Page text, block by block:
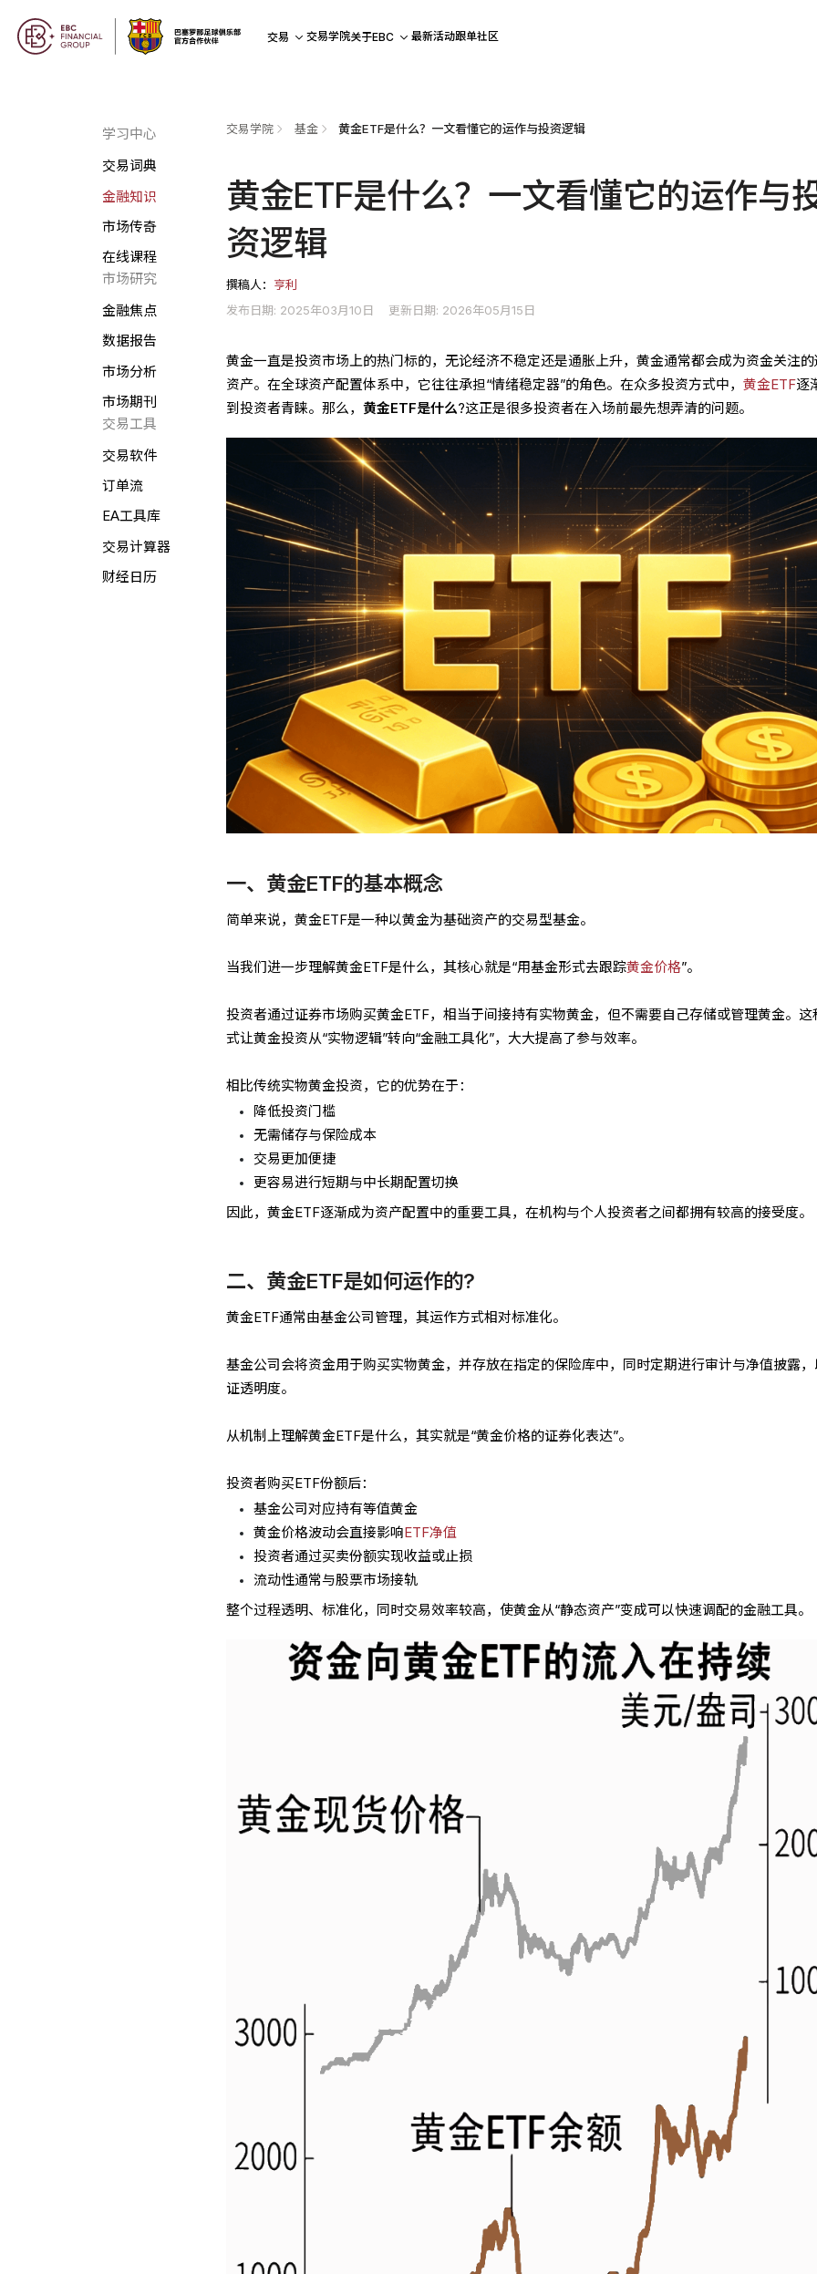
交易 交易学院关于EBC 最新活动跟单社区
学习中心
交易词典
金融知识
市场传奇
在线课程
市场研究
金融焦点
数据报告
市场分析
市场期刊
交易工具
交易软件
订单流
EA工具库
交易计算器
财经日历
交易学院 基金 黄金ETF是什么？一文看懂它的运作与投资逻辑
黄金ETF是什么？一文看懂它的运作与
资逻辑
撰稿人： 亨利
发布日期: 2025年03月10日
更新日期: 2026年05月15日
黄金一直是投资市场上的热门标的，无论经济不稳定还是通胀上升，黄金通常都会成为资金关注
资产。在全球资产配置体系中，它往往承担“情绪稳定器”的角色。在众多投资方式中，黄金ETF逐
到投资者青睐。那么，黄金ETF是什么?这正是很多投资者在入场前最先想弄清的问题。
一、黄金ETF的基本概念
简单来说，黄金ETF是一种以黄金为基础资产的交易型基金。
当我们进一步理解黄金ETF是什么，其核心就是“用基金形式去跟踪黄金价格”。
投资者通过证券市场购买黄金ETF，相当于间接持有实物黄金，但不需要自己存储或管理黄金。这
式让黄金投资从“实物逻辑”转向“金融工具化”，大大提高了参与效率。
相比传统实物黄金投资，它的优势在于：
降低投资门槛
无需储存与保险成本
交易更加便捷
更容易进行短期与中长期配置切换
因此，黄金ETF逐渐成为资产配置中的重要工具，在机构与个人投资者之间都拥有较高的接受度。
二、黄金ETF是如何运作的?
黄金ETF通常由基金公司管理，其运作方式相对标准化。
基金公司会将资金用于购买实物黄金，并存放在指定的保险库中，同时定期进行审计与净值披露
证透明度。
从机制上理解黄金ETF是什么，其实就是“黄金价格的证券化表达”。
投资者购买ETF份额后：
基金公司对应持有等值黄金
黄金价格波动会直接影响 ETF净值
投资者通过买卖份额实现收益或止损
流动性通常与股票市场接轨
整个过程透明、标准化，同时交易效率较高，使黄金从“静态资产”变成可以快速调配的金融工具。